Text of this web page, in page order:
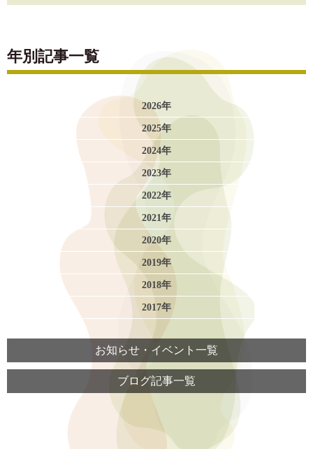
年別記事一覧
2026年
2025年
2024年
2023年
2022年
2021年
2020年
2019年
2018年
2017年
お知らせ・イベント一覧
ブログ記事一覧